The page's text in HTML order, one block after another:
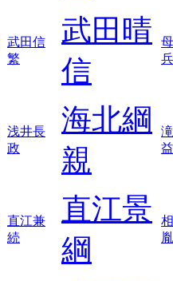
武田信
繁
武田晴
信
浅井長
政
海北綱
親
益
直江兼
続
直江景
綱
胤